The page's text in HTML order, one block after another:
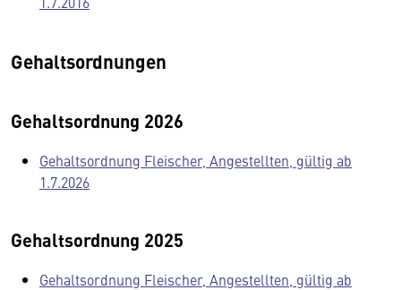
Gehaltsordnungen
Gehaltsordnung 2026
Gehaltsordnung Fleischer, Angestellten, gültig ab
1.7.2026
Gehaltsordnung 2025
Gehaltsordnung Fleischer, Angestellten, gültig ab